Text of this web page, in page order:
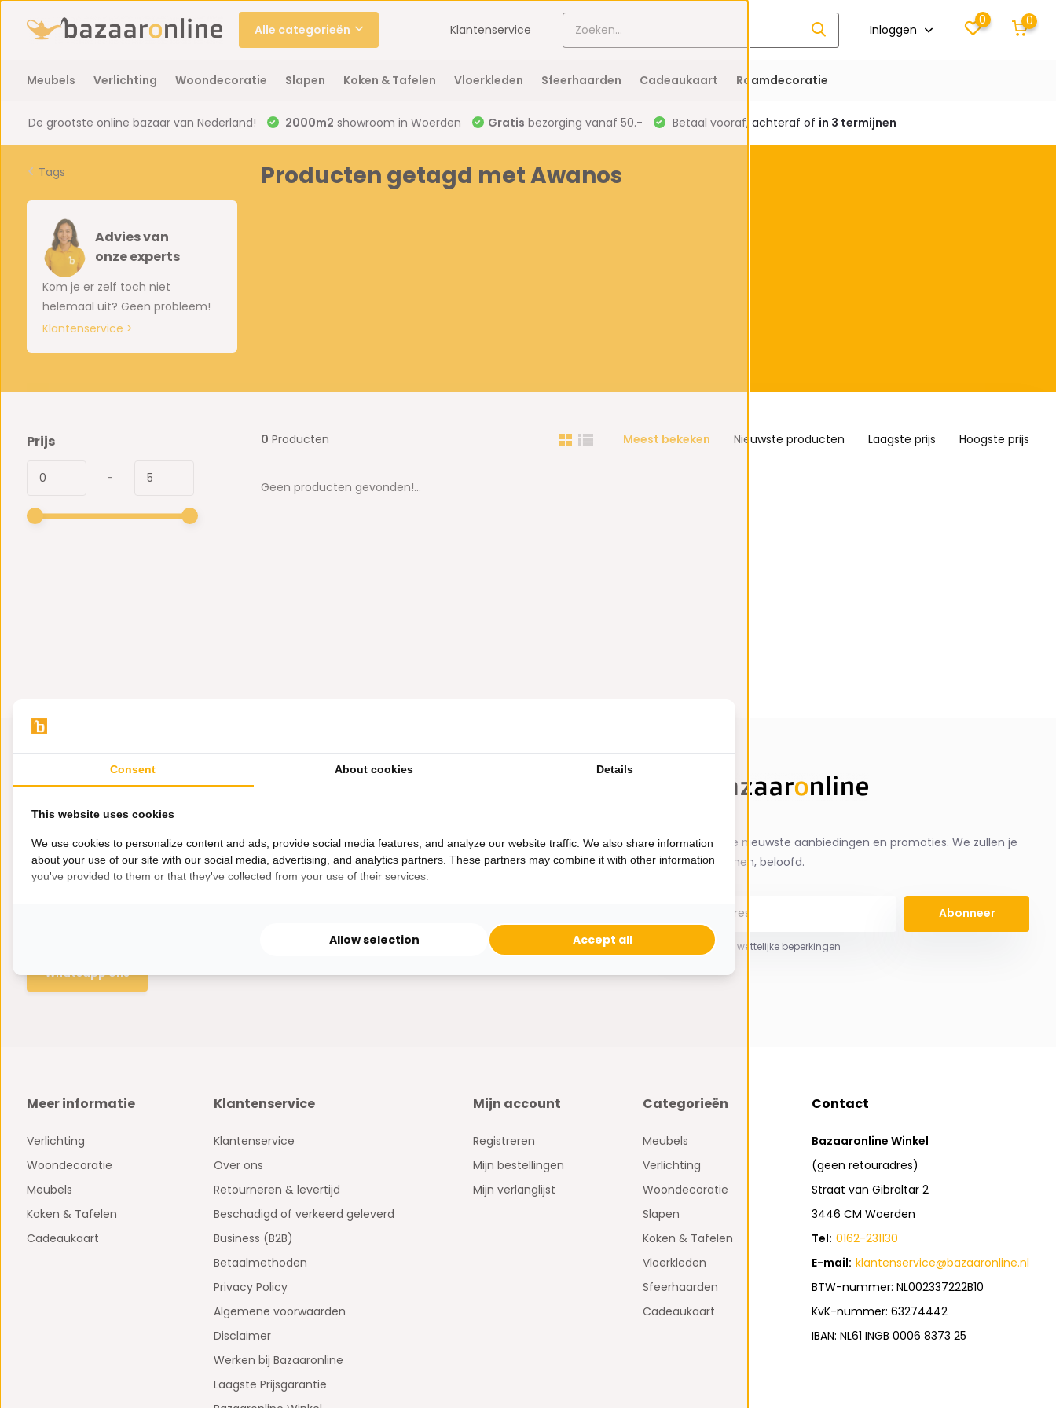
Alle categorieën Klantenservice Inloggen
0 0
Meubels Verlichting Woondecoratie Slapen Koken & Tafelen Vloerkleden Sfeerhaarden Cadeaukaart Raamdecoratie
De grootste online bazaar van Nederland! 2000m2 showroom in Woerden Gratis bezorging vanaf 50.- Betaal vooraf, achteraf of in 3 termijnen
Tags
Advies van
onze experts
Kom je er zelf toch niet
helemaal uit? Geen probleem!
Klantenservice >
Producten getagd met Awanos
Prijs
-
0 Producten Meest bekeken Nieuwste producten Laagste prijs Hoogste prijs
Geen producten gevonden!...
Hulp nodig?
Whatsapp ons
Heb je een vraag?
Bereikbaar van ma - vr 10:00 tot 17:00
0162-231130
klantenservice@bazaaronline.nl
Ontvang de nieuwste aanbiedingen en promoties. We zullen je
niet spammen, beloofd.
Abonneer
* Lees hier de wettelijke beperkingen
Meer informatie
Verlichting
Woondecoratie
Meubels
Koken & Tafelen
Cadeaukaart
Klantenservice
Klantenservice
Over ons
Retourneren & levertijd
Beschadigd of verkeerd geleverd
Business (B2B)
Betaalmethoden
Privacy Policy
Algemene voorwaarden
Disclaimer
Werken bij Bazaaronline
Laagste Prijsgarantie
Mijn account
Registreren
Mijn bestellingen
Mijn verlanglijst
Categorieën
Meubels
Verlichting
Woondecoratie
Slapen
Koken & Tafelen
Vloerkleden
Sfeerhaarden
Cadeaukaart
Contact
Bazaaronline Winkel
(geen retouradres)
Straat van Gibraltar 2
3446 CM Woerden
Tel: 0162-231130
E-mail: klantenservice@bazaaronline.nl
BTW-nummer: NL002337222B10
KvK-nummer: 63274442
IBAN: NL61 INGB 0006 8373 25
Consent About cookies Details
This website uses cookies
We use cookies to personalize content and ads, provide social media features, and analyze our website traffic. We also share information
about your use of our site with our social media, advertising, and analytics partners. These partners may combine it with other information
you've provided to them or that they've collected from your use of their services.
Allow selection Accept all